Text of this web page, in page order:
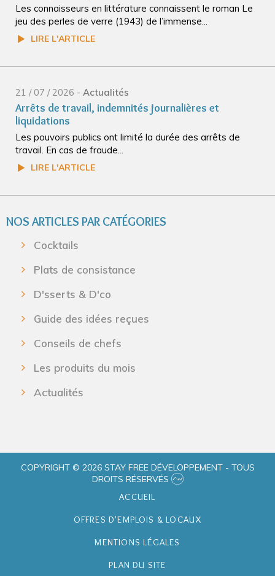
Les connaisseurs en littérature connaissent le roman Le
jeu des perles de verre (1943) de l’immense...
LIRE L'ARTICLE
21 / 07 / 2026 - Actualités
Arrêts de travail, indemnités journalières et
liquidations
Les pouvoirs publics ont limité la durée des arrêts de
travail. En cas de fraude...
LIRE L'ARTICLE
NOS ARTICLES PAR CATÉGORIES
Cocktails
Plats de consistance
D'sserts & D'co
Guide des idées reçues
Conseils de chefs
Les produits du mois
Actualités
COPYRIGHT © 2026 STAY FREE DÉVELOPPEMENT - TOUS
DROITS RÉSERVÉS
ACCUEIL
OFFRES D'EMPLOIS & LOCAUX
MENTIONS LÉGALES
PLAN DU SITE